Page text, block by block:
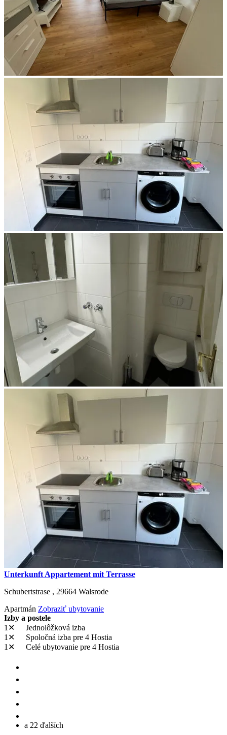
Unterkunft Appartement mit Terrasse
Schubertstrase , 29664 Walsrode
Apartmán Zobraziť ubytovanie
Izby a postele
1✕
Jednolôžková izba
1✕
Spoločná izba pre 4 Hostia
1✕
Celé ubytovanie pre 4 Hostia
a 22 ďalších